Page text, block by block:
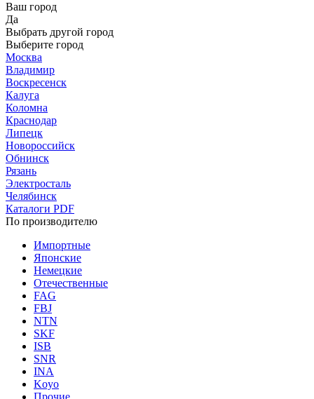
Ваш город
Да
Выбрать другой город
Выберите город
Москва
Владимир
Воскресенск
Калуга
Коломна
Краснодар
Липецк
Новороссийск
Обнинск
Рязань
Электросталь
Челябинск
Каталоги PDF
По производителю
Импортные
Японские
Немецкие
Отечественные
FAG
FBJ
NTN
SKF
ISB
SNR
INA
Koyo
Прочие